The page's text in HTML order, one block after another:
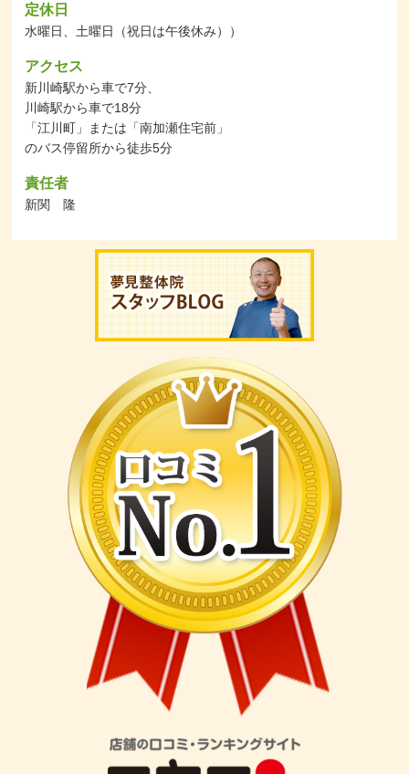
定休日
水曜日、土曜日（祝日は午後休み））
アクセス
新川崎駅から車で7分、
川崎駅から車で18分
「江川町」または「南加瀬住宅前」
のバス停留所から徒歩5分
責任者
新関 隆